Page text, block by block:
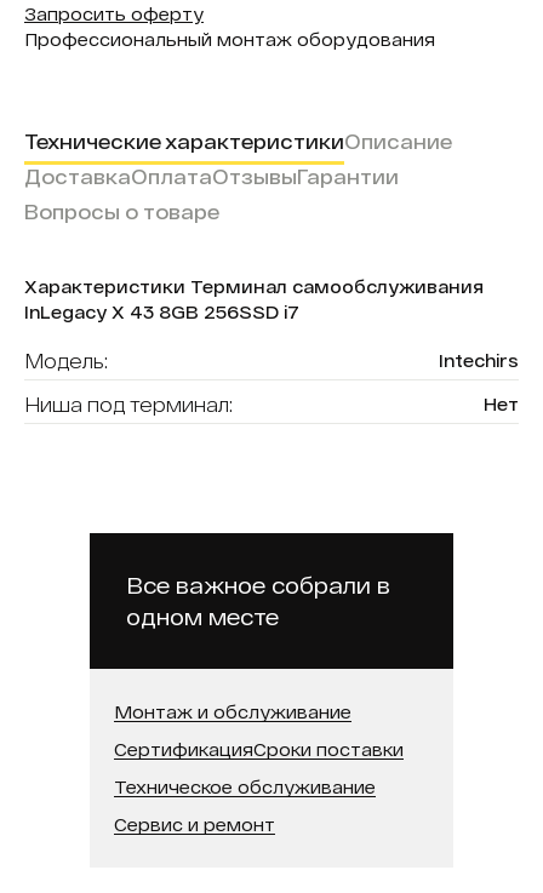
Запросить оферту
Профессиональный монтаж оборудования
Технические характеристикиОписание
ДоставкаОплатаОтзывыГарантии
Вопросы о товаре
Характеристики Терминал самообслуживания
InLegacy X 43 8GB 256SSD i7
Модель: Intechirs
Ниша под терминал: Нет
В реестре минпромторга:
Модель процессора:
Встроенная память (SSD):
Оперативная память:
Диагональ:
Все важное собрали в
одном месте
Монтаж и обслуживание
СертификацияСроки поставки
Техническое обслуживание
Сервис и ремонт